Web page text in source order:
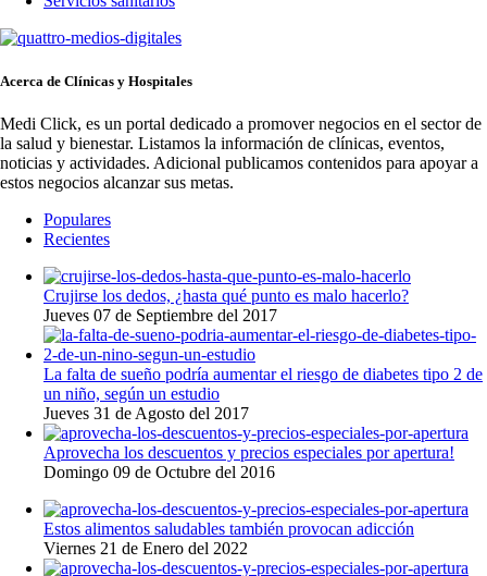
Acerca de Clínicas y Hospitales
Medi Click, es un portal dedicado a promover negocios en el sector de
la salud y bienestar. Listamos la información de clínicas, eventos,
noticias y actividades. Adicional publicamos contenidos para apoyar a
estos negocios alcanzar sus metas.
Populares
Recientes
Crujirse los dedos, ¿hasta qué punto es malo hacerlo?
Jueves 07 de Septiembre del 2017
La falta de sueño podría aumentar el riesgo de diabetes tipo 2 de
un niño, según un estudio
Jueves 31 de Agosto del 2017
Aprovecha los descuentos y precios especiales por apertura!
Domingo 09 de Octubre del 2016
Estos alimentos saludables también provocan adicción
Viernes 21 de Enero del 2022